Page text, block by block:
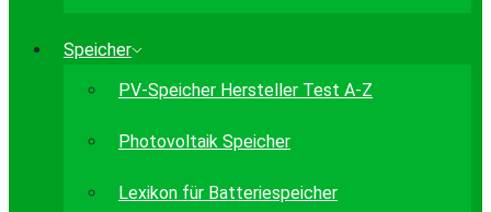
Speicher
PV-Speicher Hersteller Test A-Z
Photovoltaik Speicher
Lexikon für Batteriespeicher